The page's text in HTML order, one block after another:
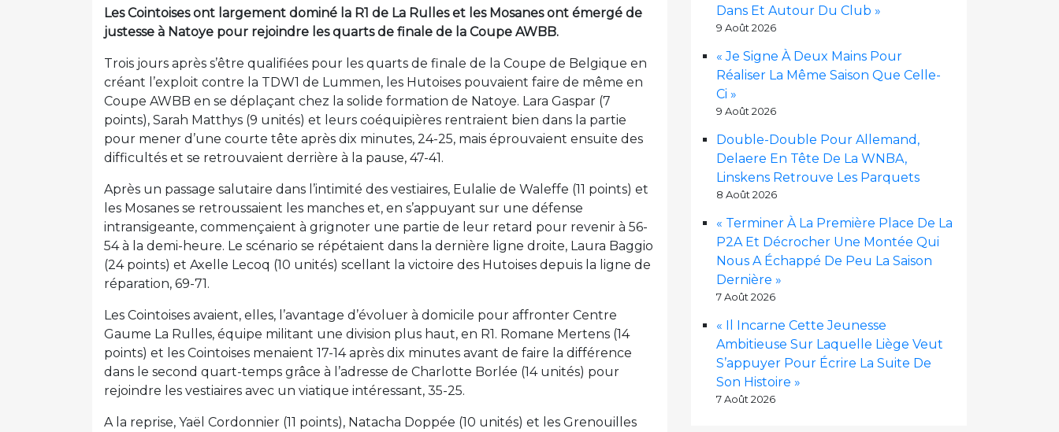
Les Cointoises ont largement dominé la R1 de La Rulles et les Mosanes ont émergé de
justesse à Natoye pour rejoindre les quarts de finale de la Coupe AWBB.
Trois jours après s’être qualifiées pour les quarts de finale de la Coupe de Belgique en
créant l’exploit contre la TDW1 de Lummen, les Hutoises pouvaient faire de même en
Coupe AWBB en se déplaçant chez la solide formation de Natoye. Lara Gaspar (7
points), Sarah Matthys (9 unités) et leurs coéquipières rentraient bien dans la partie
pour mener d’une courte tête après dix minutes, 24-25, mais éprouvaient ensuite des
difficultés et se retrouvaient derrière à la pause, 47-41.
Après un passage salutaire dans l’intimité des vestiaires, Eulalie de Waleffe (11 points) et
les Mosanes se retroussaient les manches et, en s’appuyant sur une défense
intransigeante, commençaient à grignoter une partie de leur retard pour revenir à 56-
54 à la demi-heure. Le scénario se répétaient dans la dernière ligne droite, Laura Baggio
(24 points) et Axelle Lecoq (10 unités) scellant la victoire des Hutoises depuis la ligne de
réparation, 69-71.
Les Cointoises avaient, elles, l’avantage d’évoluer à domicile pour affronter Centre
Gaume La Rulles, équipe militant une division plus haut, en R1. Romane Mertens (14
points) et les Cointoises menaient 17-14 après dix minutes avant de faire la différence
dans le second quart-temps grâce à l’adresse de Charlotte Borlée (14 unités) pour
rejoindre les vestiaires avec un viatique intéressant, 35-25.
A la reprise, Yaël Cordonnier (11 points), Natacha Doppée (10 unités) et les Grenouilles
Dans Et Autour Du Club »
9 Août 2026
« Je Signe À Deux Mains Pour
Réaliser La Même Saison Que Celle-
Ci »
9 Août 2026
Double-Double Pour Allemand,
Delaere En Tête De La WNBA,
Linskens Retrouve Les Parquets
8 Août 2026
« Terminer À La Première Place De La
P2A Et Décrocher Une Montée Qui
Nous A Échappé De Peu La Saison
Dernière »
7 Août 2026
« Il Incarne Cette Jeunesse
Ambitieuse Sur Laquelle Liège Veut
S’appuyer Pour Écrire La Suite De
Son Histoire »
7 Août 2026